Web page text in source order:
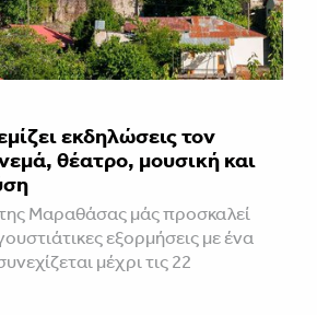
εκδηλώσεις τον
θέατρο, μουσική και
Μαραθάσας μάς προσκαλεί
εξορμήσεις με ένα
μέχρι τις 22